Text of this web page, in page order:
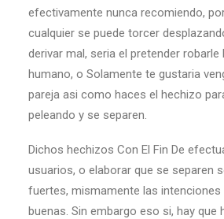
efectivamente nunca recomiendo,
cualquier se puede torcer
derivar mal, seri­a el pretender robarle
humano, o Solamente te gustaria
pareja asi­ como haces el hechizo
peleando y se separen.
Dichos hechizos Con El Fin De
usuarios, o elaborar que se separen
fuertes, mismamente las intenciones
buenas. Sin embargo eso si, hay